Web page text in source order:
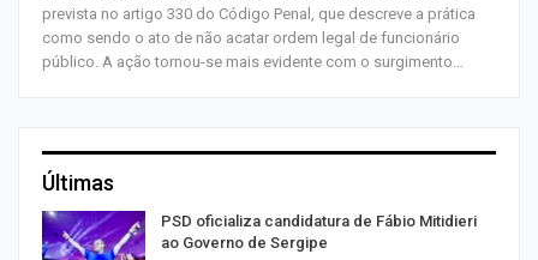
prevista no artigo 330 do Código Penal, que descreve a prática
como sendo o ato de não acatar ordem legal de funcionário
público. A ação tornou-se mais evidente com o surgimento…
Últimas
PSD oficializa candidatura de Fábio Mitidieri
ao Governo de Sergipe